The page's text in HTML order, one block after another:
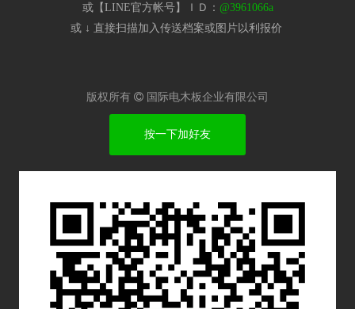
或【LINE官方帐号】ＩＤ： @3961066a
或 ↓ 直接扫描加入传送档案或图片以利报价​
版权所有  国际电木板企业有限公司
按一下加好友